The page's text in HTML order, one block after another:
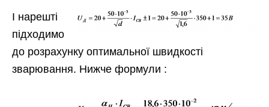
І нарешті
підходимо
до розрахунку оптимальної швидкості
зварювання. Нижче формули :